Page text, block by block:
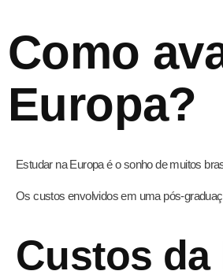
Como
Europa?
Estudar na Europa é o sonho de muitos
Os custos envolvidos em uma pós-
Custos da